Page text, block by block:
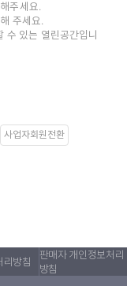
주세요.
주세요.
수 있는 열린공간입니
사업자회원전환
리방침
판매자 개인정보처리
방침